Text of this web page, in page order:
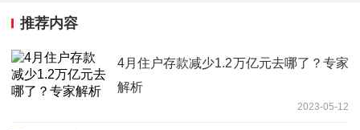
推荐内容
4月住户存款减少1.2万亿元去哪了？专家
解析
2023-05-12